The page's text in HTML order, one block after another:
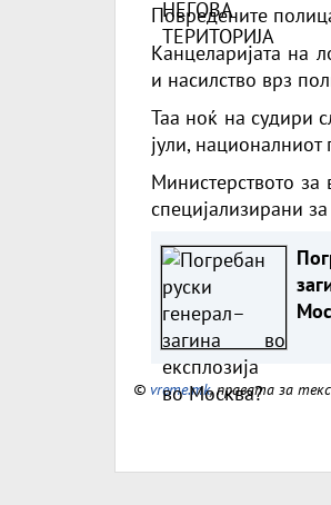
Повредените
Канцеларијата на
и насилство врз
Таа ноќ на судири
јули,
Министерството
специјализирани
© vreme.mk, правата за